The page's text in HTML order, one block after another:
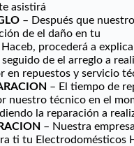
asistirá
– Después que
de el daño en tu
procederá a
de el arreglo a
en repuestos y servicio
– El tiempo de
nuestro técnico en el
la reparación a
– Nuestra
ti tu Electrodomésticos